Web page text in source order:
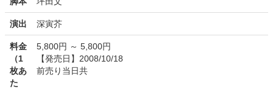
演出 深寅芥
料金
（1
枚あ
た
5,800円 ～ 5,800円
【発売日】2008/10/18
前売り当日共